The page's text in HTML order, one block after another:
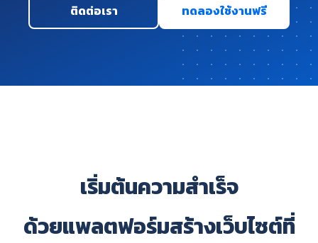
ติดต่อเรา ทดลองใช้งานฟรี
เริ่มต้นความสำเร็จ
ด้วยแพลตฟอร์มสร้างเว็บไซต์ที่